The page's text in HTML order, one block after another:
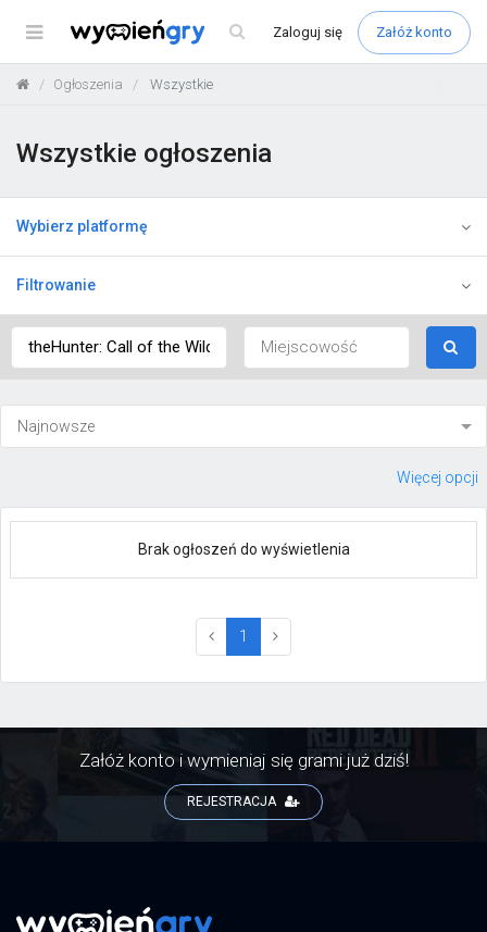
Menu Zaloguj się Załóż konto
Ogłoszenia Wszystkie
Wszystkie ogłoszenia
Wybierz platformę
Filtrowanie
Więcej opcji
Brak ogłoszeń do wyświetlenia
1 (current)
Załóż konto i wymieniaj się grami już dziś!
REJESTRACJA